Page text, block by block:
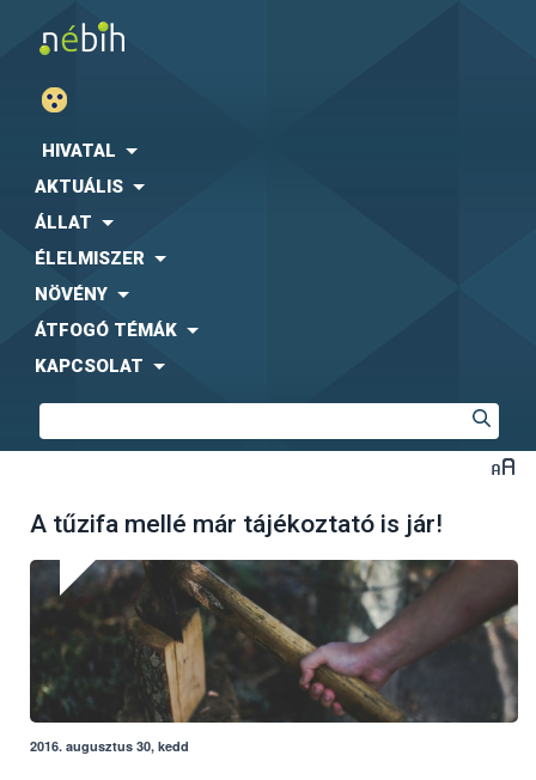
HIVATAL
AKTUÁLIS
ÁLLAT
ÉLELMISZER
NÖVÉNY
ÁTFOGÓ TÉMÁK
KAPCSOLAT
A tűzifa mellé már tájékoztató is jár!
2016. augusztus 30, kedd